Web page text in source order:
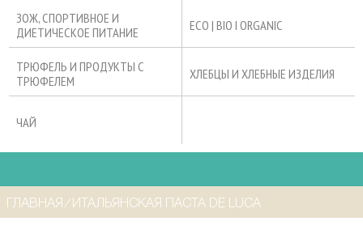
ЗОЖ, СПОРТИВНОЕ И
ДИЕТИЧЕСКОЕ ПИТАНИЕ
ECO | BIO I ORGANIC
ТРЮФЕЛЬ И ПРОДУКТЫ С
ТРЮФЕЛЕМ
ХЛЕБЦЫ И ХЛЕБНЫЕ ИЗДЕЛИЯ
ЧАЙ
ГЛАВНАЯ ⁄ ИТАЛЬЯНСКАЯ ПАСТА DE LUCA